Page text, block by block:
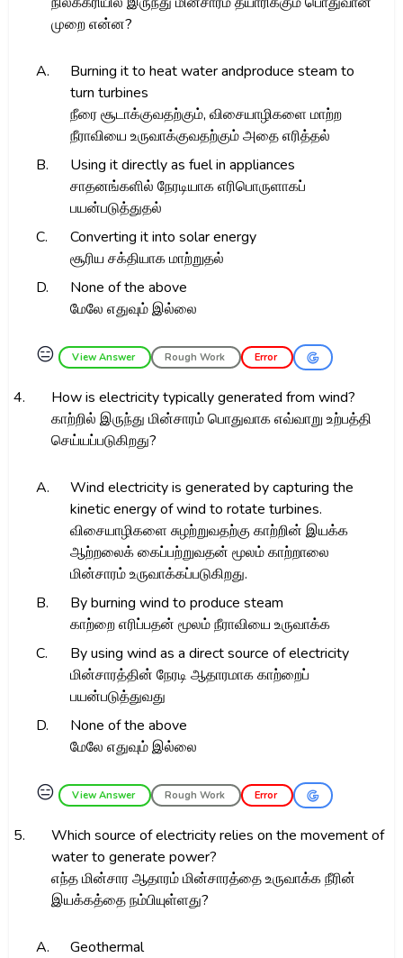
முறை என்ன?
A.
Burning it to heat water andproduce steam to
turn turbines
நீரை சூடாக்குவதற்கும், விசையாழிகளை மாற்ற
நீராவியை உருவாக்குவதற்கும் அதை எரித்தல்
B.
Using it directly as fuel in appliances
சாதனங்களில் நேரடியாக எரிபொருளாகப்
பயன்படுத்துதல்
C.
Converting it into solar energy
சூரிய சக்தியாக மாற்றுதல்
D.
None of the above
மேலே எதுவும் இல்லை
😑 View Answer Rough Work Error
4.
How is electricity typically generated from wind?
காற்றில் இருந்து மின்சாரம் பொதுவாக எவ்வாறு உற்பத்தி
செய்யப்படுகிறது?
A.
Wind electricity is generated by capturing the
kinetic energy of wind to rotate turbines.
விசையாழிகளை சுழற்றுவதற்கு காற்றின் இயக்க
ஆற்றலைக் கைப்பற்றுவதன் மூலம் காற்றாலை
மின்சாரம் உருவாக்கப்படுகிறது.
B.
By burning wind to produce steam
காற்றை எரிப்பதன் மூலம் நீராவியை உருவாக்க
C.
By using wind as a direct source of electricity
மின்சாரத்தின் நேரடி ஆதாரமாக காற்றைப்
பயன்படுத்துவது
D.
None of the above
மேலே எதுவும் இல்லை
😑 View Answer Rough Work Error
5.
Which source of electricity relies on the movement of
water to generate power?
எந்த மின்சார ஆதாரம் மின்சாரத்தை உருவாக்க நீரின்
இயக்கத்தை நம்பியுள்ளது?
A.
Geothermal